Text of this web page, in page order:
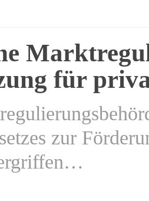
für
zur